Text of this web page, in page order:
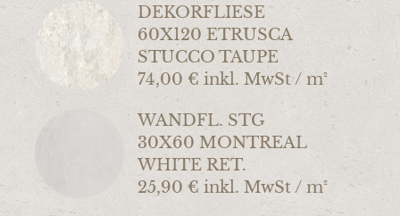
DEKORFLIESE
60X120 ETRUSCA
STUCCO TAUPE
74,00 € inkl. MwSt / m²
WANDFL. STG
30X60 MONTREAL
WHITE RET.
25,90 € inkl. MwSt / m²